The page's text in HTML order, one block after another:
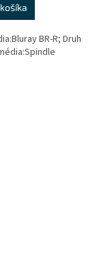
BR-R; Druh